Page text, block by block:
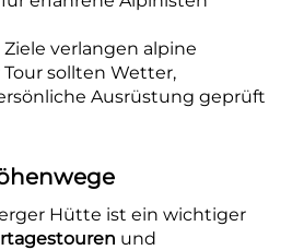
verlangen alpine
sollten Wetter,
Ausrüstung geprüft
Hütte ist ein wichtiger
und